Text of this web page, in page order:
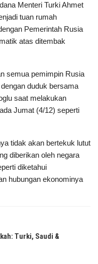
Menteri Turki Ahmet
tuan rumah
Pemerintah Rusia
atas ditembak
semua pemimpin Rusia
duduk bersama
saat melakukan
Jumat (4/12) seperti
tidak akan bertekuk lutut
diberikan oleh negara
diketahui
hubungan ekonominya
Turki, Saudi &